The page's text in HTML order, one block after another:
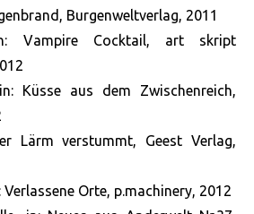
Burgenweltverlag, 2011
Vampire Cocktail, art skript
Küsse aus dem Zwischenreich,
Lärm verstummt, Geest Verlag,
Orte, p.machinery, 2012